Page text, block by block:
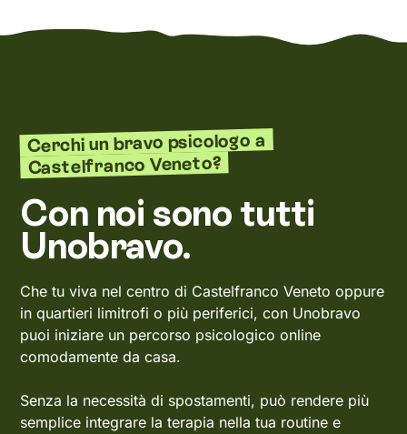
Cerchi un bravo psicologo a
Castelfranco Veneto?
Con noi sono tutti
Unobravo.
Che tu viva nel centro di Castelfranco Veneto oppure
in quartieri limitrofi o più periferici, con Unobravo
puoi iniziare un percorso psicologico online
comodamente da casa.
Senza la necessità di spostamenti, può rendere più
semplice integrare la terapia nella tua routine e